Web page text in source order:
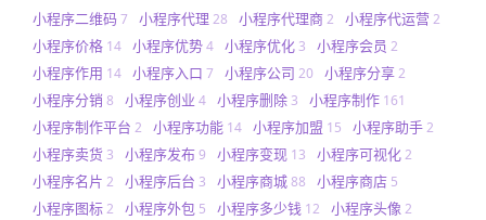
小程序二维码7 小程序代理 28 小程序代理商2 小程序代运营2
小程序价格 14 小程序优势4 小程序优化 3 小程序会员 2
小程序作用 14 小程序入口 7 小程序公司 20 小程序分享2
小程序分销 8 小程序创业 4 小程序删除 3 小程序制作 161
小程序制作平台 2 小程序功能 14 小程序加盟 15 小程序助手2
小程序卖货 3 小程序发布9 小程序变现 13 小程序可视化2
小程序名片 2 小程序后台 3 小程序商城88 小程序商店 5
小程序图标2 小程序外包 5 小程序多少钱 12 小程序头像 2